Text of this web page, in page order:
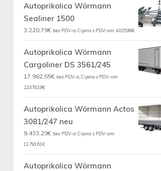
Autoprikolica Wörmann
Sealiner 1500
3.220,79€ bez PDV-a. Cijena s PDV-om:4.025,99€
Autoprikolica Wörmann
Cargoliner DS 3561/245
17.982,55€ bez PDV-a. Cijena s PDV-om:
22.478,19€
Autoprikolica Wörmann Actos
3081/247 neu
9.433,29€ bez PDV-a. Cijena s PDV-om:
11.791,61€
Autoprikolica Wörmann